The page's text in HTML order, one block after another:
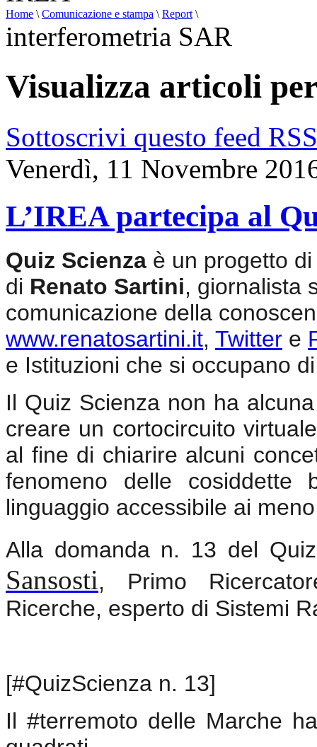
Home \ Comunicazione e stampa \ Report \
interferometria SAR
Visualizza articoli
Sottoscrivi questo feed RSS
Venerdì, 11 Novembre
L’IREA partecipa al
Quiz Scienza è un progetto
di Renato Sartini, giornalista
comunicazione della
www.renatosartini.it, Twitter e
e Istituzioni che si occupano
Il Quiz Scienza non ha
creare un cortocircuito
al fine di chiarire alcuni
fenomeno delle
linguaggio accessibile ai
Alla domanda n. 13 del
Sansosti, Primo
Ricerche, esperto di Sistemi
[#QuizScienza n. 13]
Il #terremoto delle Marche